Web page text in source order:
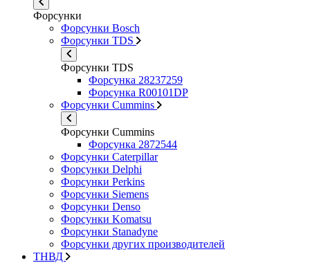
Форсунки
Форсунки Bosch
Форсунки TDS
Форсунки TDS
Форсунка 28237259
Форсунка R00101DP
Форсунки Cummins
Форсунки Cummins
Форсунка 2872544
Форсунки Caterpillar
Форсунки Delphi
Форсунки Perkins
Форсунки Siemens
Форсунки Denso
Форсунки Komatsu
Форсунки Stanadyne
Форсунки других производителей
ТНВД